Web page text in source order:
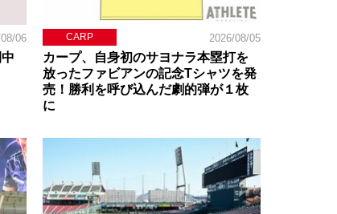
06 CARP 2026/08/05
カープ、自身初のサヨナラ本塁打を
放ったファビアンの記念Tシャツを発
売！勝利を呼び込んだ劇的弾が１枚
に